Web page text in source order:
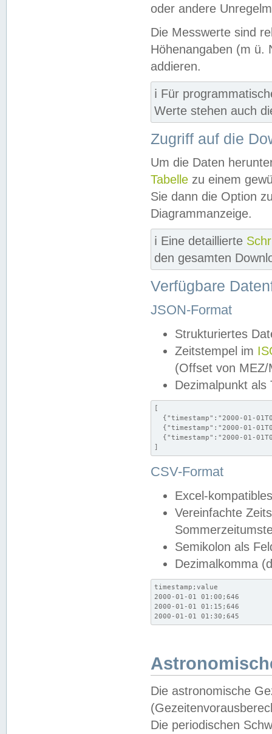
oder andere
Die Messwerte sind
Höhenangaben (m ü.
addieren.
ℹ️ Für
Werte stehen auch
Zugriff auf die
Um die Daten
Tabelle zu einem
Sie dann die Option
Diagrammanzeige.
ℹ️ Eine detaillierte
den gesamten
Verfügbare
JSON-Format
Strukturiertes
Zeitstempel im
(Offset von MEZ/
Dezimalpunkt als
[
{"timestamp":"2000-01-
{"timestamp":"2000-01-
{"timestamp":"2000-01-
]
CSV-Format
Excel-
Vereinfachte
Semikolon als
Dezimalkomma
timestamp;value
2000-01-01 01:00;646
2000-01-01 01:15;646
2000-01-01 01:30;645
Die astronomische
Die periodischen